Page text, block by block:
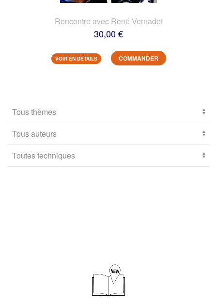
Rencontre avec René Vernadet
30,00 €
VOIR EN DETAILS COMMANDER